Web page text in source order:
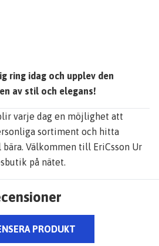
ring idag och upplev den
av stil och elegans!
varje dag en möjlighet att
sortiment och hitta
Välkommen till EriCsson Ur
på nätet.
PRODUKT